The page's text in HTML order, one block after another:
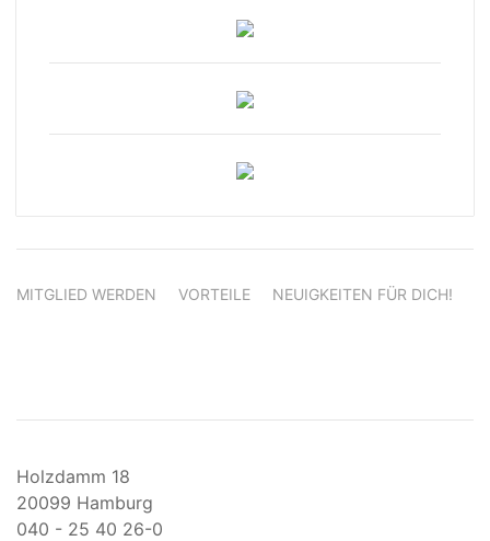
MITGLIED WERDEN VORTEILE NEUIGKEITEN FÜR DICH!
Holzdamm 18
20099 Hamburg
040 - 25 40 26-0